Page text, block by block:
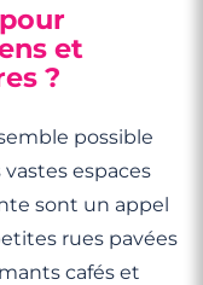
et
?
possible
espaces
sont un appel
rues pavées
cafés et